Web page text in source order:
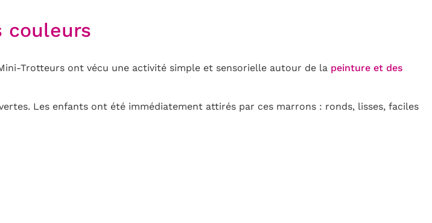
couleurs
Trotteurs ont vécu une activité simple et sensorielle autour de la peinture et des
Les enfants ont été immédiatement attirés par ces marrons : ronds, lisses, faciles